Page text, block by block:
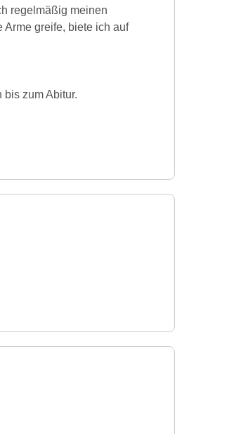
regelmäßig meinen
greife, biete ich auf
zum Abitur.